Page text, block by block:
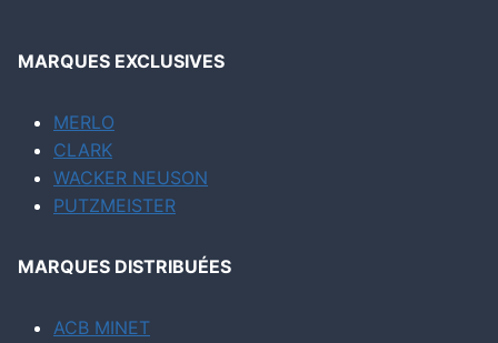
MARQUES EXCLUSIVES
MERLO
CLARK
WACKER NEUSON
PUTZMEISTER
MARQUES DISTRIBUÉES
ACB MINET